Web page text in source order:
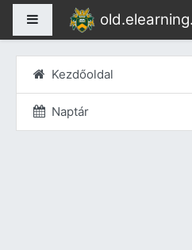
Oldalpanel
Kezdőoldal
Naptár